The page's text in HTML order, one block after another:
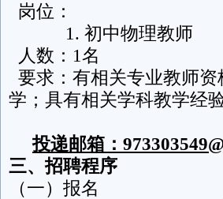
岗位：
1. 初中物理教师
人数：1名
要求：有相关专业教师
学；具有相关学科教学经
投递邮箱：
三、招聘程序
（一）报名